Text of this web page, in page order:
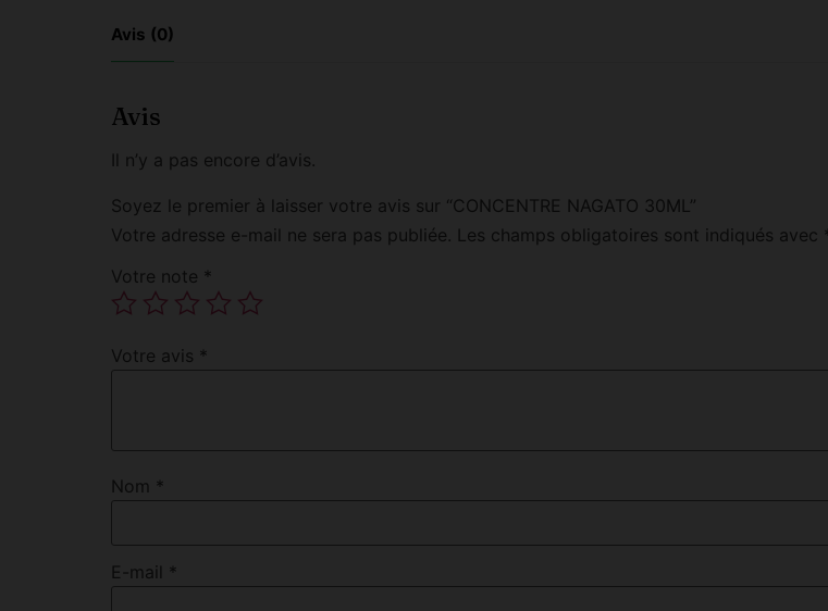
Avis (0)
Avis
Il n’y a pas encore d’avis.
Soyez le premier à laisser votre avis sur “CONCENTRE NAGATO 30ML”
Votre adresse e-mail ne sera pas publiée. Les champs obligatoires sont indiqués avec
Votre note *
Votre avis *
Nom *
E-mail *